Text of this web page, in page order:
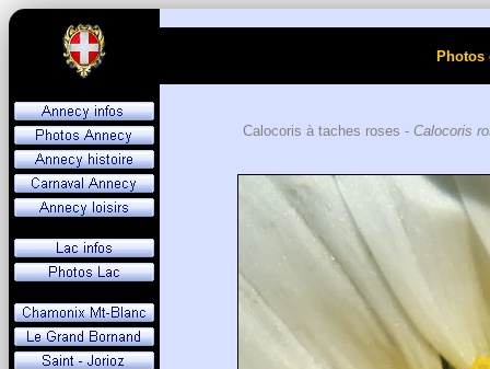
Calocoris à taches roses - Calocoris